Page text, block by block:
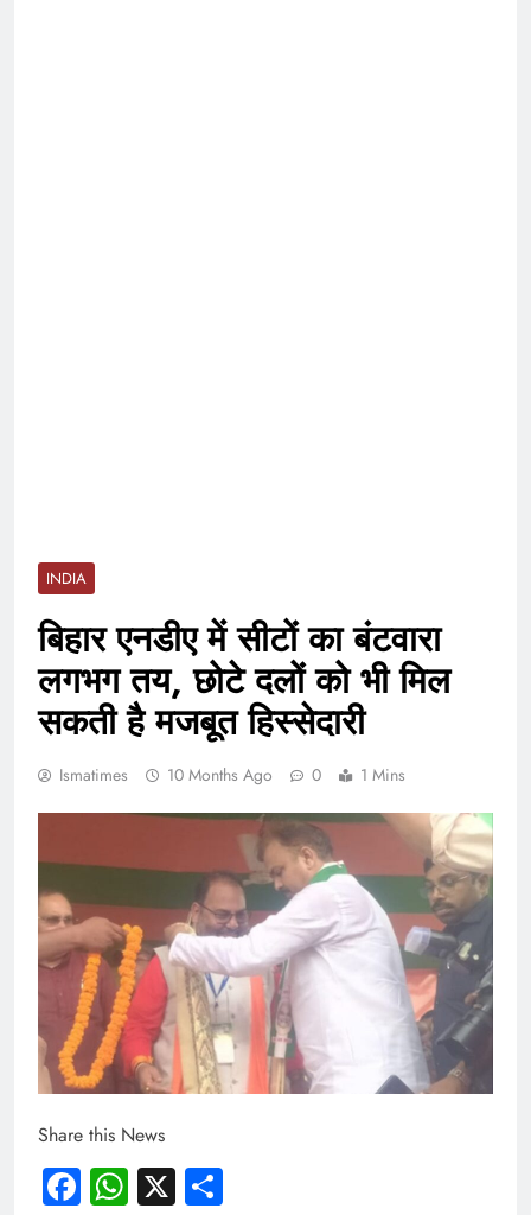
INDIA
बिहार एनडीए में सीटों का बंटवारा
लगभग तय, छोटे दलों को भी मिल
सकती है मजबूत हिस्सेदारी
Ismatimes 10 Months Ago 0 1 Mins
Share this News
Facebook
WhatsApp
X